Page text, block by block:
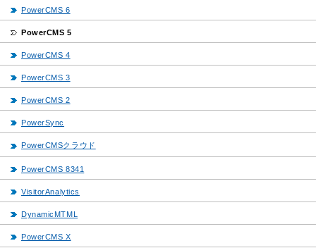
PowerCMS 6
PowerCMS 5
PowerCMS 4
PowerCMS 3
PowerCMS 2
PowerSync
PowerCMSクラウド
PowerCMS 8341
VisitorAnalytics
DynamicMTML
PowerCMS X